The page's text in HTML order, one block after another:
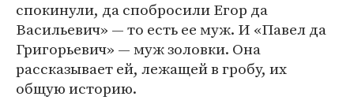
спокинули, да спобросили Егор да
Васильевич» — то есть ее муж. И «Павел да
Григорьевич» — муж золовки. Она
рассказывает ей, лежащей в гробу, их
общую историю.